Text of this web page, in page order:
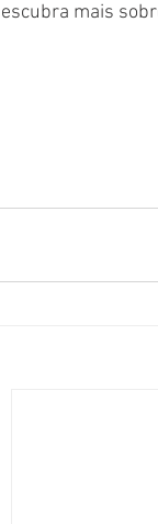
mais